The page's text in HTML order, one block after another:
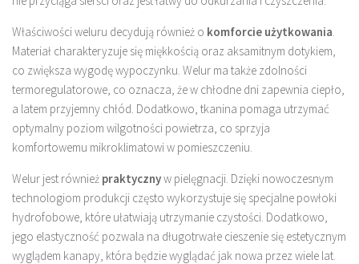
Właściwości weluru decydują również o komforcie użytkowania
Materiał charakteryzuje się miękkością oraz aksamitnym dotykiem,
co zwiększa wygodę wypoczynku. Welur ma także zdolności
termoregulatorowe, co oznacza, że w chłodne dni zapewnia ciepło,
a latem przyjemny chłód. Dodatkowo, tkanina pomaga utrzymać
optymalny poziom wilgotności powietrza, co sprzyja
komfortowemu mikroklimatowi w pomieszczeniu.
Welur jest również praktycznyw pielęgnacji. Dzięki nowoczesnym
technologiom produkcji często wykorzystuje się specjalne powłoki
hydrofobowe, które ułatwiają utrzymanie czystości. Dodatkowo,
jego elastyczność pozwala na długotrwałe cieszenie się estetycznym
wyglądem kanapy, która będzie wyglądać jak nowa przez wiele lat.